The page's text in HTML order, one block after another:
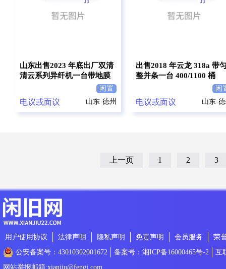
山东出售2023 年底出厂双清
清云系列异纤机一台带地膜
闲置
电议或面议 山东-德州
出售2018 年云龙 318a 带
整并条一台 400/1100 桶
闲
电议或面议 山东-
上一页 1 2 3
用户使用协议 法律声明 隐私声明 免责声明 会员服务
荣
公安备案号：43010302001672
备案号：湘ICP备16000465号-2
互
网站举报邮箱:xianjiu@fengj.com